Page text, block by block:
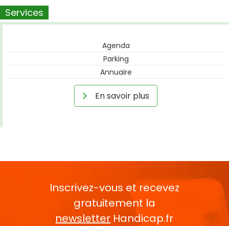
Services
Agenda
Parking
Annuaire
En savoir plus
Inscrivez-vous et recevez
gratuitement la
newsletter Handicap.fr